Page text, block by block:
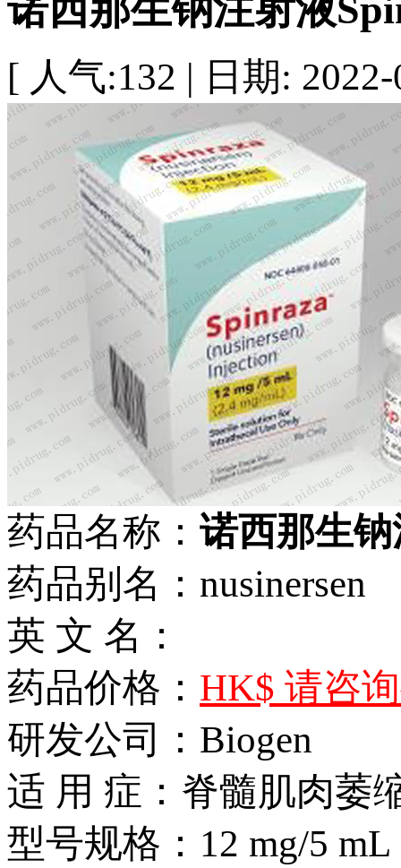
诺西那生钠注射液
[ 人气:132 | 日期:
药品名称： 诺西那生钠
药品别名：nusinersen
英 文 名：
药品价格： HK$ 请咨
研发公司：Biogen
适 用 症：脊髓肌肉萎
型号规格：12 mg/5 mL